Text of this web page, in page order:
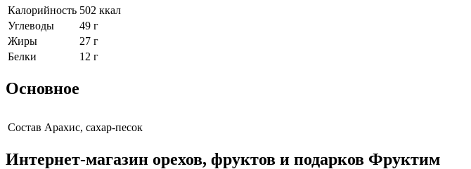
Калорийность 502 ккал
Углеводы
49 г
Жиры
27 г
Белки
12 г
Основное
Cостав Арахис, сахар-песок
Интернет-магазин орехов, фруктов и подарков Фруктим